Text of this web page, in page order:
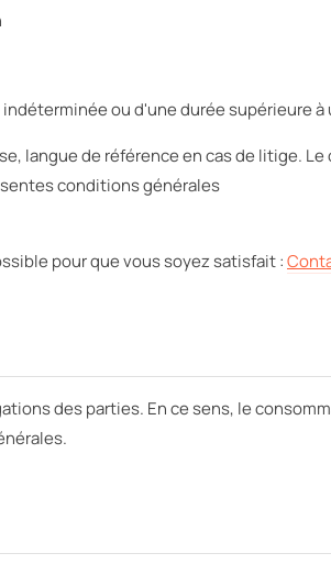
ou d'une durée supérieure à
langue de référence en cas de litige.
conditions générales
pour que vous soyez satisfait :
des parties. En ce sens, le